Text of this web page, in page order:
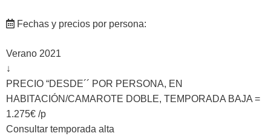
Fechas y precios por persona:
Verano 2021
↓
PRECIO “DESDE´´ POR PERSONA, EN
HABITACIÓN/CAMAROTE DOBLE, TEMPORADA BAJA =
1.275€ /p
Consultar temporada alta